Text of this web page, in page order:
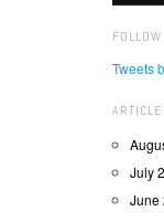
Tweets
July
June